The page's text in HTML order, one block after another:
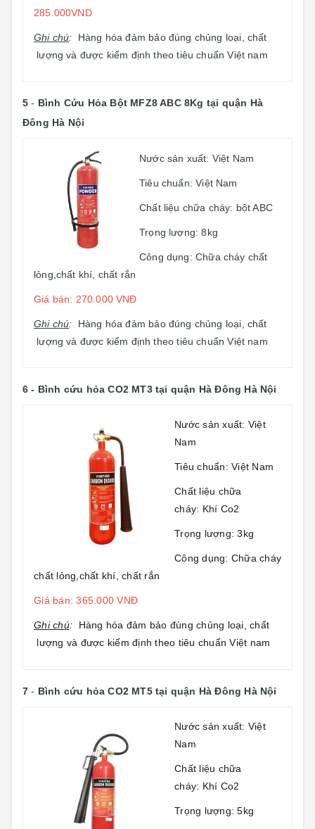
285.000VND
Ghi chú: Hàng hóa đảm bảo đúng chủng loại, chất
lượng và được kiểm định theo tiêu chuẩn Việt nam
5 - Bình Cứu Hỏa Bột MFZ8 ABC 8Kg tại quận Hà
Đông Hà Nội
Nước sản xuất: Việt Nam
Tiêu chuẩn: Việt Nam
Chất liệu chữa cháy: bột ABC
Trọng lượng: 8kg
Công dụng: Chữa cháy chất
lỏng,chất khí, chất rắn
Giá bán: 270.000 VNĐ
Ghi chú: Hàng hóa đảm bảo đúng chủng loại, chất
lượng và được kiểm định theo tiêu chuẩn Việt nam
6 - Bình cứu hỏa CO2 MT3tại quận Hà Đông Hà Nội
Nước sản xuất: Việt
Nam
Tiêu chuẩn: Việt Nam
Chất liệu chữa
cháy: Khí Co2
Trọng lượng: 3kg
Công dụng: Chữa cháy
chất lỏng,chất khí, chất rắn
Giá bán: 365.000 VNĐ
Ghi chú: Hàng hóa đảm bảo đúng chủng loại, chất
lượng và được kiểm định theo tiêu chuẩn Việt nam
7 - Bình cứu hỏa CO2 MT5tại quận Hà Đông Hà Nội
Nước sản xuất: Việt
Nam
Chất liệu chữa
cháy: Khí Co2
Trọng lượng: 5kg